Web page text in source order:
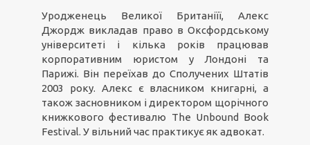
Уродженець Великої Британіїї, Алекс
Джордж викладав право в Оксфордському
університеті і кілька років працював
корпоративним юристом у Лондоні та
Парижі. Він переїхав до Сполучених Штатів
2003 року. Алекс є власником книгарні, а
також засновником і директором щорічного
книжкового фестивалю The Unbound Book
Festival. У вільний час практикує як адвокат.